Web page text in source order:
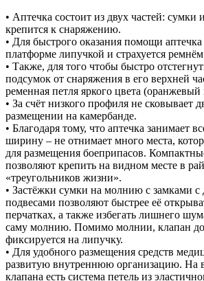
• Аптечка состоит из двух частей: сумки
крепится к снаряжению.
• Для быстрого оказания помощи аптечка
платформе липучкой и страхуется
• Также, для того чтобы быстро
подсумок от снаряжения в его верхней
ременная петля яркого цвета
• За счёт низкого профиля не сковывает
размещении на камербанде.
• Благодаря тому, что аптечка занимает
ширину – не отнимает много места,
для размещения боеприпасов.
позволяют крепить на видном месте в
«треугольников жизни».
• Застёжки сумки на молнию с замками
подвесами позволяют быстрее её
перчатках, а также избегать лишнего
саму молнию. Помимо молнии, клапан
фиксируется на липучку.
• Для удобного размещения средств
развитую внутреннюю организацию. На
клапана есть система петель из